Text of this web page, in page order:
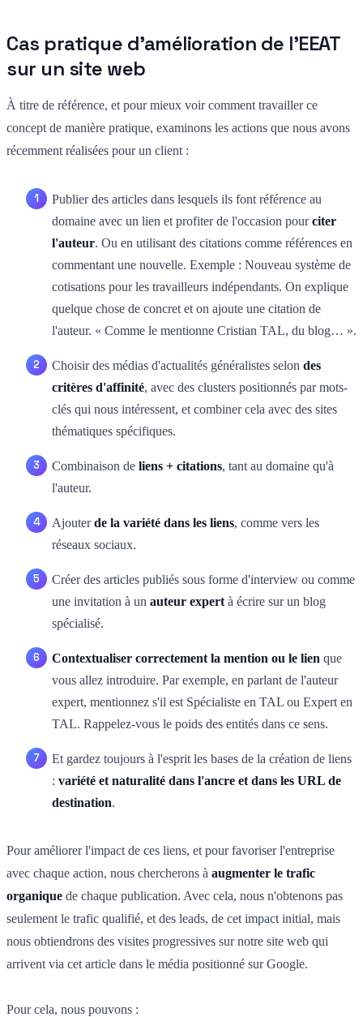
Cas pratique d'amélioration de l'EEAT
sur un site web
À titre de référence, et pour mieux voir comment travailler ce
concept de manière pratique, examinons les actions que nous avons
récemment réalisées pour un client :
Publier des articles dans lesquels ils font référence au
domaine avec un lien et profiter de l'occasion pourciter
l'auteur. Ou en utilisant des citations comme références en
commentant une nouvelle. Exemple : Nouveau système de
cotisations pour les travailleurs indépendants. On explique
quelque chose de concret et on ajoute une citation de
l'auteur. « Comme le mentionne Cristian TAL, du blog… ».
Choisir des médias d'actualités généralistes selon des
critères d'affinité, avec des clusters positionnés par mots-
clés qui nous intéressent, et combiner cela avec des sites
thématiques spécifiques.
Combinaison de liens + citations, tant au domaine qu'à
l'auteur.
Ajouterde la variété dans les liens, comme vers les
réseaux sociaux.
Créer des articles publiés sous forme d'interview ou comme
une invitation à un auteur expert à écrire sur un blog
spécialisé.
Contextualiser correctement la mention ou le lien que
vous allez introduire. Par exemple, en parlant de l'auteur
expert, mentionnez s'il est Spécialiste en TAL ou Expert en
TAL. Rappelez-vous le poids des entités dans ce sens.
Et gardez toujours à l'esprit les bases de la création de liens
: variété et naturalité dans l'ancre et dans les URL de
destination.
Pour améliorer l'impact de ces liens, et pour favoriser l'entreprise
avec chaque action, nous chercherons à augmenter le trafic
organique de chaque publication. Avec cela, nous n'obtenons pas
seulement le trafic qualifié, et des leads, de cet impact initial, mais
nous obtiendrons des visites progressives sur notre site web qui
arrivent via cet article dans le média positionné sur Google.
Pour cela, nous pouvons :